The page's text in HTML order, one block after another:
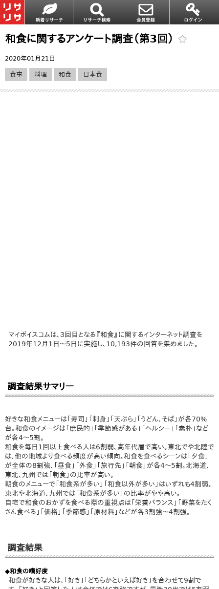
和食に関するアンケート調査（第3回）
2020年01月21日
食事 料理 和食 日本食
マイボイスコムは、３回目となる『和食』に関するインターネット調査を
2019年12月1日～5日に実施し、10,193件の回答を集めました。
調査結果サマリー
好きな和食メニューは「寿司」「刺身」「天ぷら」「うどん、そば」が各70%
台。和食のイメージは「庶民的」「季節感がある」「ヘルシー」「素朴」など
が各4～5割。
和食を毎日1回以上食べる人は6割弱、高年代層で高い。東北でや北陸で
は、他の地域より食べる頻度が高い傾向。和食を食べるシーンは「夕食」
が全体の8割強、「昼食」「外食」「旅行先」「朝食」が各4～5割。北海道、
東北、九州では「朝食」の比率が高い。
朝食のメニューで「和食系が多い」「和食以外が多い」はいずれも4割弱。
東北や北海道、九州では「和食系が多い」の比率がやや高い。
自宅で和食のおかずを食べる際の重視点は「栄養バランス」「野菜をたく
さん食べる」「価格」「季節感」「原材料」などが各3割強～4割強。
調査結果
◆和食の嗜好度
和食が好きな人は、「好き」「どちらかといえば好き」を合わせて9割で